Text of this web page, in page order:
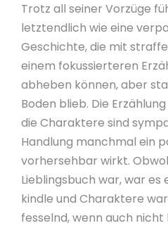
Trotz all seiner Vorzüge
letztendlich wie eine
Geschichte, die mit
einem fokussierteren
abheben können, aber
Boden blieb. Die
die Charaktere sind
Handlung manchmal ein
vorhersehbar wirkt.
Lieblingsbuch war, war es
kindle und Charaktere
fesselnd, wenn auch nicht